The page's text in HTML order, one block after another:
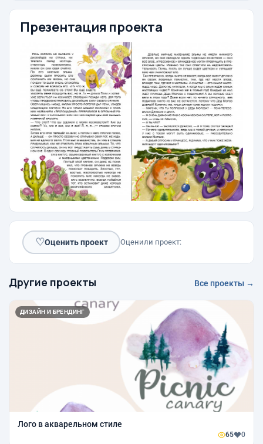
Презентация проекта
♡Оценить проект Оценили проект:
Другие проекты Все проекты →
ДИЗАЙН И БРЕНДИНГ
Лого в акварельном стиле
65 0